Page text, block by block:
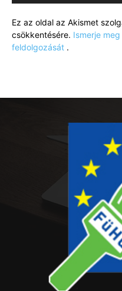
Ez az oldal az Akismet
csökkentésére. Ismerje
feldolgozását .